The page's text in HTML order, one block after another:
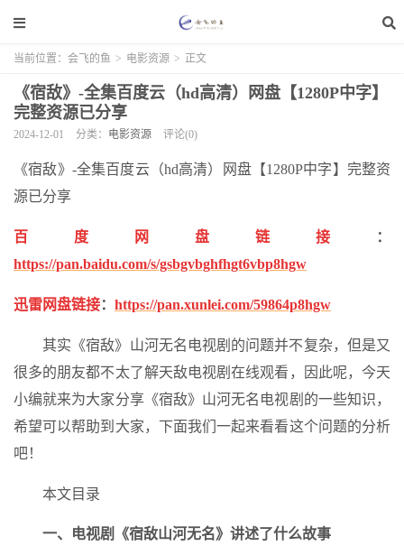
当前位置： 会飞的鱼 > 电影资源 > 正文
《宿敌》-全集百度云（hd高清）网盘【1280P中字】
完整资源已分享
2024-12-01 分类： 电影资源 评论(0)
《宿敌》-全集百度云（hd高清）网盘【1280P中字】完整资
源已分享
百度网盘链接
：
https://pan.baidu.com/s/gsbgvbghfhgt6vbp8hgw
迅雷网盘链接： https://pan.xunlei.com/59864p8hgw
其实《宿敌》山河无名电视剧的问题并不复杂，但是又
很多的朋友都不太了解天敌电视剧在线观看，因此呢，今天
小编就来为大家分享《宿敌》山河无名电视剧的一些知识，
希望可以帮助到大家，下面我们一起来看看这个问题的分析
吧！
本文目录
一、电视剧《宿敌山河无名》讲述了什么故事